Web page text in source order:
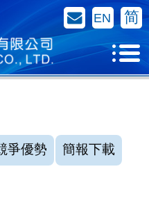
简
EN
聯絡我們
爭優勢 簡報下載